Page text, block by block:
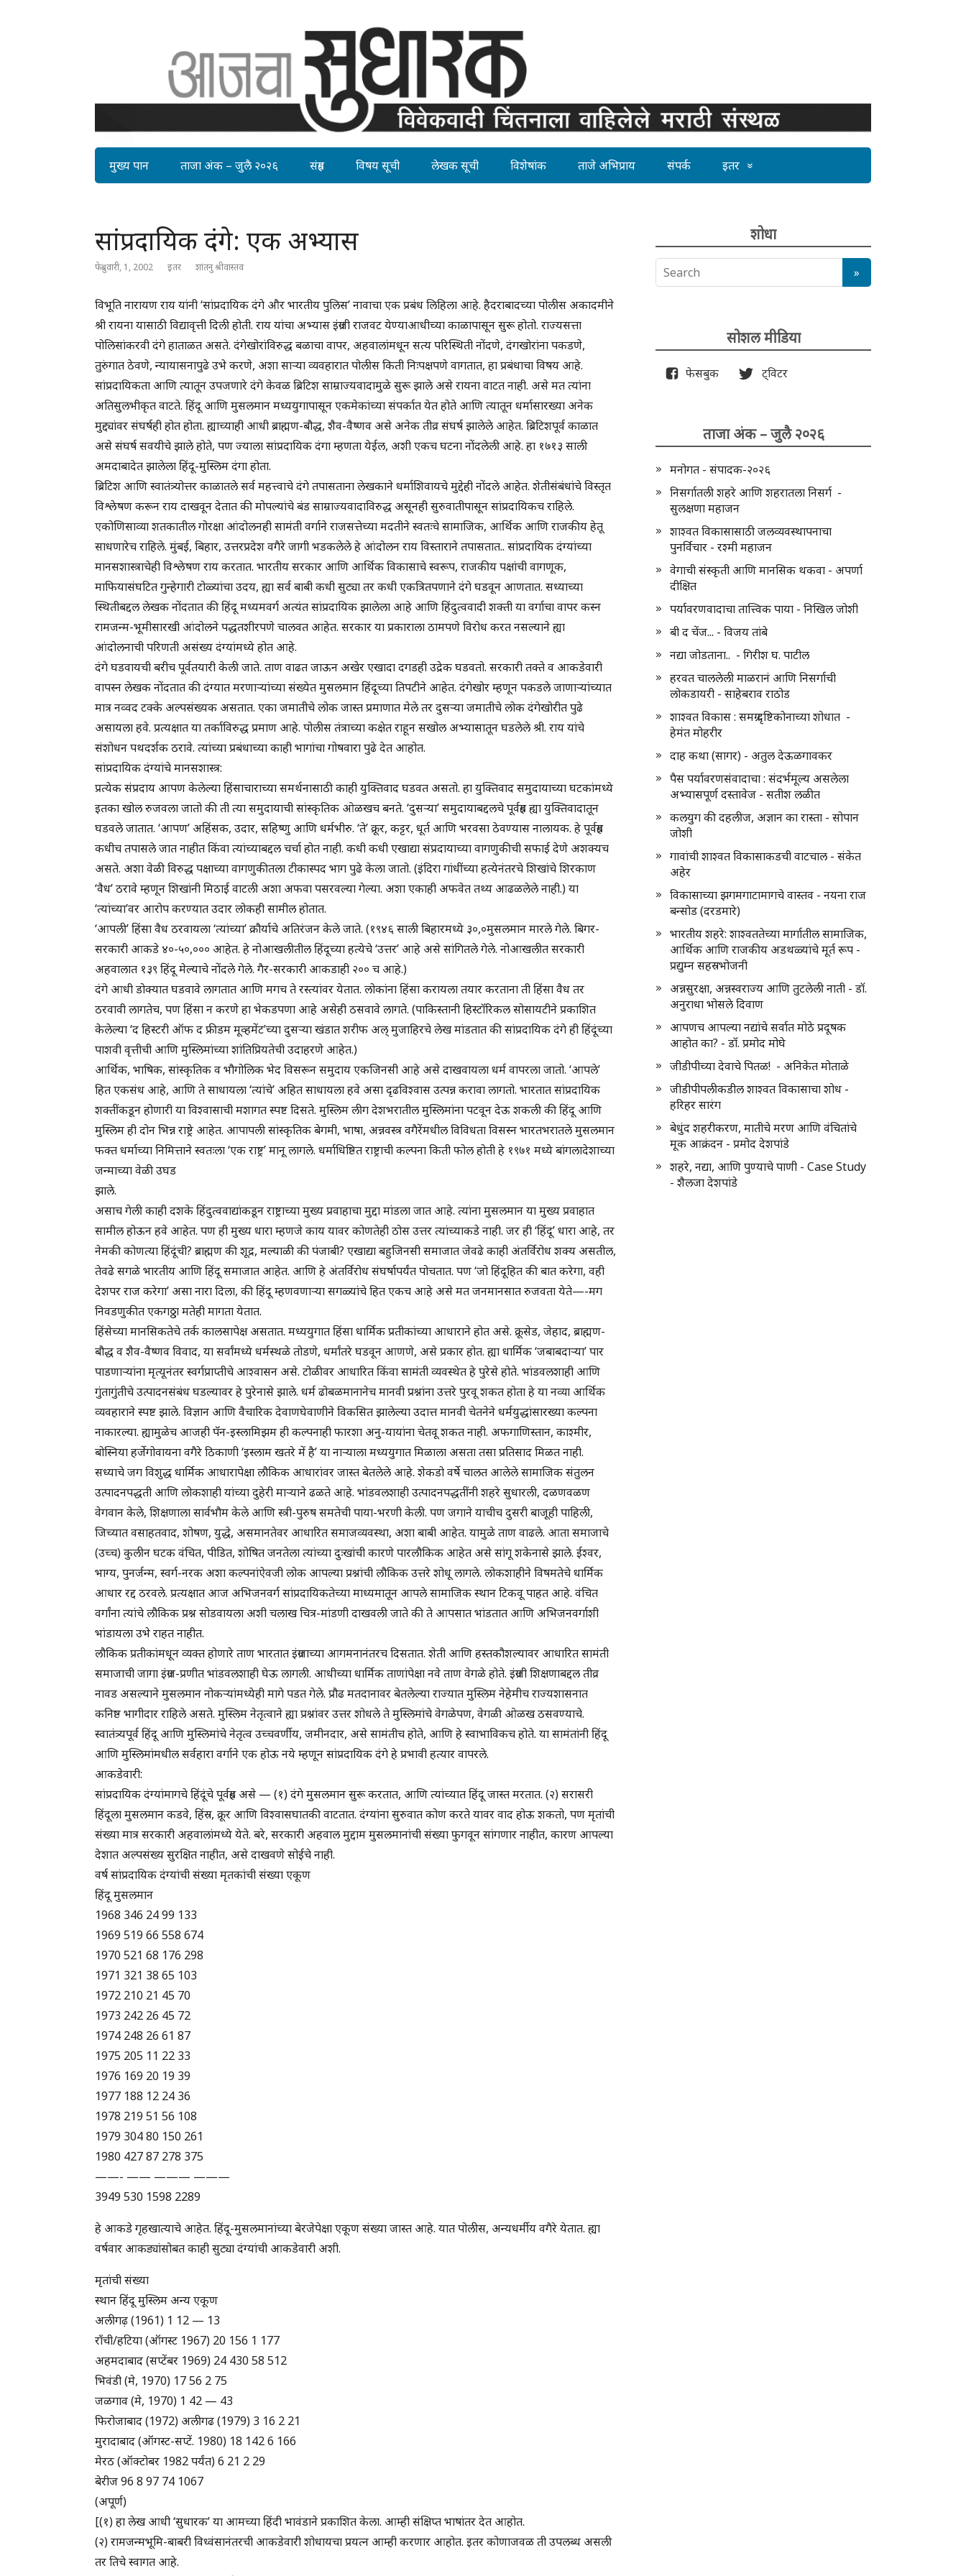
मुख्य पान ताजा अंक – जुलै २०२६ संग्रह विषय सूची लेखक सूची विशेषांक ताजे अभिप्राय संपर्क इतर
सांप्रदायिक दंगे: एक अभ्यास
फेब्रुवारी, 1, 2002 इतर शांतनु श्रीवास्तव
विभूति नारायण राय यांनी ‘सांप्रदायिक दंगे और भारतीय पुलिस’ नावाचा एक प्रबंध लिहिला आहे. हैदराबादच्या पोलीस अकादमीने
श्री रायना यासाठी विद्यावृत्ती दिली होती. राय यांचा अभ्यास इंग्रजी राजवट येण्याआधीच्या काळापासून सुरू होतो. राज्यसत्ता
पोलिसांकरवी दंगे हाताळत असते. दंगेखोरांविरुद्ध बळाचा वापर, अहवालांमधून सत्य परिस्थिती नोंदणे, दंगखोरांना पकडणे,
तुरुंगात ठेवणे, न्यायासनापुढे उभे करणे, अशा साऱ्या व्यवहारात पोलीस किती निःपक्षपणे वागतात, हा प्रबंधाचा विषय आहे.
सांप्रदायिकता आणि त्यातून उपजणारे दंगे केवळ ब्रिटिश साम्राज्यवादामुळे सुरू झाले असे रायना वाटत नाही. असे मत त्यांना
अतिसुलभीकृत वाटते. हिंदू आणि मुसलमान मध्ययुगापासून एकमेकांच्या संपर्कात येत होते आणि त्यातून धर्मासारख्या अनेक
मुद्द्यांवर संघर्षही होत होता. ह्याच्याही आधी ब्राह्मण-बौद्ध, शैव-वैष्णव असे अनेक तीव्र संघर्ष झालेले आहेत. ब्रिटिशपूर्व काळात
असे संघर्ष सवयीचे झाले होते, पण ज्याला सांप्रदायिक दंगा म्हणता येईल, अशी एकच घटना नोंदलेली आहे. हा १७१३ साली
अमदाबादेत झालेला हिंदू-मुस्लिम दंगा होता.
ब्रिटिश आणि स्वातंत्र्योत्तर काळातले सर्व महत्त्वाचे दंगे तपासताना लेखकाने धर्माशिवायचे मुद्देही नोंदले आहेत. शेतीसंबंधांचे विस्तृत
विश्लेषण करून राय दाखवून देतात की मोपल्यांचे बंड साम्राज्यवादाविरुद्ध असूनही सुरुवातीपासून सांप्रदायिकच राहिले.
एकोणिसाव्या शतकातील गोरक्षा आंदोलनही सामंती वर्गाने राजसत्तेच्या मदतीने स्वतःचे सामाजिक, आर्थिक आणि राजकीय हेतू
साधणारेच राहिले. मुंबई, बिहार, उत्तरप्रदेश वगैरे जागी भडकलेले हे आंदोलन राय विस्ताराने तपासतात.. सांप्रदायिक दंग्यांच्या
मानसशास्त्राचेही विश्लेषण राय करतात. भारतीय सरकार आणि आर्थिक विकासाचे स्वरूप, राजकीय पक्षांची वागणूक,
माफियासंघटित गुन्हेगारी टोळ्यांचा उदय, ह्या सर्व बाबी कधी सुट्या तर कधी एकत्रितपणाने दंगे घडवून आणतात. सध्याच्या
स्थितीबद्दल लेखक नोंदतात की हिंदू मध्यमवर्ग अत्यंत सांप्रदायिक झालेला आहे आणि हिंदुत्ववादी शक्ती या वर्गाचा वापर कस्न
रामजन्म-भूमीसारखी आंदोलने पद्धतशीरपणे चालवत आहेत. सरकार या प्रकाराला ठामपणे विरोध करत नसल्याने ह्या
आंदोलनाची परिणती असंख्य दंग्यांमध्ये होत आहे.
दंगे घडवायची बरीच पूर्वतयारी केली जाते. ताण वाढत जाऊन अखेर एखादा दगडही उद्रेक घडवतो. सरकारी तक्ते व आकडेवारी
वापस्न लेखक नोंदतात की दंग्यात मरणाऱ्यांच्या संख्येत मुसलमान हिंदूच्या तिपटीने आहेत. दंगेखोर म्हणून पकडले जाणाऱ्यांच्यात
मात्र नव्वद टक्के अल्पसंख्यक असतात. एका जमातीचे लोक जास्त प्रमाणात मेले तर दुसऱ्या जमातीचे लोक दंगेखोरीत पुढे
असायला हवे. प्रत्यक्षात या तर्काविरुद्ध प्रमाण आहे. पोलीस तंत्राच्या कक्षेत राहून सखोल अभ्यासातून घडलेले श्री. राय यांचे
संशोधन पथदर्शक ठरावे. त्यांच्या प्रबंधाच्या काही भागांचा गोषवारा पुढे देत आहोत.
सांप्रदायिक दंग्यांचे मानसशास्त्र:
प्रत्येक संप्रदाय आपण केलेल्या हिंसाचाराच्या समर्थनासाठी काही युक्तिवाद घडवत असतो. हा युक्तिवाद समुदायाच्या घटकांमध्ये
इतका खोल रुजवला जातो की ती त्या समुदायाची सांस्कृतिक ओळखच बनते. ‘दुसऱ्या’ समुदायाबद्दलचे पूर्वग्रह ह्या युक्तिवादातून
घडवले जातात. ‘आपण’ अहिंसक, उदार, सहिष्णु आणि धर्मभीरु. ‘ते’ क्रूर, कट्टर, धूर्त आणि भरवसा ठेवण्यास नालायक. हे पूर्वग्रह
कधीच तपासले जात नाहीत किंवा त्यांच्याबद्दल चर्चा होत नाही. कधी कधी एखाद्या संप्रदायाच्या वागणुकीची सफाई देणे अशक्यच
असते. अशा वेळी विरुद्ध पक्षाच्या वागणुकीतला टीकास्पद भाग पुढे केला जातो. (इंदिरा गांधींच्या हत्येनंतरचे शिखांचे शिरकाण
‘वैध’ ठरावे म्हणून शिखांनी मिठाई वाटली अशा अफवा पसरवल्या गेल्या. अशा एकाही अफवेत तथ्य आढळलेले नाही.) या
‘त्यांच्या’वर आरोप करण्यात उदार लोकही सामील होतात.
‘आपली’ हिंसा वैध ठरवायला ‘त्यांच्या’ क्रौर्याचे अतिरंजन केले जाते. (१९४६ साली बिहारमध्ये ३०,०मुसलमान मारले गेले. बिगर-
सरकारी आकडे ४०-५०,००० आहेत. हे नोआखलीतील हिंदूच्या हत्येचे ‘उत्तर’ आहे असे सांगितले गेले. नोआखलीत सरकारी
अहवालात १३९ हिंदू मेल्याचे नोंदले गेले. गैर-सरकारी आकडाही २०० च आहे.)
दंगे आधी डोक्यात घडवावे लागतात आणि मगच ते रस्त्यांवर येतात. लोकांना हिंसा करायला तयार करताना ती हिंसा वैध तर
ठरवावी लागतेच, पण हिंसा न करणे हा भेकडपणा आहे असेही ठसवावे लागते. (पाकिस्तानी हिस्टॉरिकल सोसायटीने प्रकाशित
केलेल्या ‘द हिस्टरी ऑफ द फ्रीडम मूव्हमेंट’च्या दुसऱ्या खंडात शरीफ अल् मुजाहिरचे लेख मांडतात की सांप्रदायिक दंगे ही हिंदूंच्या
पाशवी वृत्तीची आणि मुस्लिमांच्या शांतिप्रियतेची उदाहरणे आहेत.)
आर्थिक, भाषिक, सांस्कृतिक व भौगोलिक भेद विसरून समुदाय एकजिनसी आहे असे दाखवायला धर्म वापरला जातो. ‘आपले’
हित एकसंध आहे, आणि ते साधायला ‘त्यांचे’ अहित साधायला हवे असा दृढविश्वास उत्पन्न करावा लागतो. भारतात सांप्रदायिक
शक्तींकडून होणारी या विश्वासाची मशागत स्पष्ट दिसते. मुस्लिम लीग देशभरातील मुस्लिमांना पटवून देऊ शकली की हिंदू आणि
मुस्लिम ही दोन भिन्न राष्ट्रे आहेत. आपापली सांस्कृतिक बेगमी, भाषा, अन्नवस्त्र वगैरेंमधील विविधता विसस्न भारतभरातले मुसलमान
फक्त धर्माच्या निमित्ताने स्वतःला ‘एक राष्ट्र’ मानू लागले. धर्माधिष्ठित राष्ट्राची कल्पना किती फोल होती हे १९७१ मध्ये बांगलादेशाच्या
जन्माच्या वेळी उघड
झाले.
असाच गेली काही दशके हिंदुत्ववाद्यांकडून राष्ट्राच्या मुख्य प्रवाहाचा मुद्दा मांडला जात आहे. त्यांना मुसलमान या मुख्य प्रवाहात
सामील होऊन हवे आहेत. पण ही मुख्य धारा म्हणजे काय यावर कोणतेही ठोस उत्तर त्यांच्याकडे नाही. जर ही ‘हिंदू’ धारा आहे, तर
नेमकी कोणत्या हिंदूंची? ब्राह्मण की शूद्र, मल्याळी की पंजाबी? एखाद्या बहुजिनसी समाजात जेवढे काही अंतर्विरोध शक्य असतील,
तेवढे सगळे भारतीय आणि हिंदू समाजात आहेत. आणि हे अंतर्विरोध संघर्षापर्यंत पोचतात. पण ‘जो हिंदूहित की बात करेगा, वही
देशपर राज करेगा’ असा नारा दिला, की हिंदू म्हणवणाऱ्या सगळ्यांचे हित एकच आहे असे मत जनमानसात रुजवता येते—-मग
निवडणुकीत एकगठ्ठा मतेही मागता येतात.
हिंसेच्या मानसिकतेचे तर्क कालसापेक्ष असतात. मध्ययुगात हिंसा धार्मिक प्रतीकांच्या आधाराने होत असे. क्रूसेड, जेहाद, ब्राह्मण-
बौद्ध व शैव-वैष्णव विवाद, या सर्वांमध्ये धर्मस्थळे तोडणे, धर्मांतरे घडवून आणणे, असे प्रकार होत. ह्या धार्मिक ‘जबाबदाऱ्या’ पार
पाडणाऱ्यांना मृत्यूनंतर स्वर्गप्राप्तीचे आश्वासन असे. टोळीवर आधारित किंवा सामंती व्यवस्थेत हे पुरेसे होते. भांडवलशाही आणि
गुंतागुंतीचे उत्पादनसंबंध घडल्यावर हे पुरेनासे झाले. धर्म ढोबळमानानेच मानवी प्रश्नांना उत्तरे पुरवू शकत होता हे या नव्या आर्थिक
व्यवहाराने स्पष्ट झाले. विज्ञान आणि वैचारिक देवाणघेवाणीने विकसित झालेल्या उदात्त मानवी चेतनेने धर्मयुद्धांसारख्या कल्पना
नाकारल्या. ह्यामुळेच आजही पॅन-इस्लामिझम ही कल्पनाही फारशा अनु-यायांना चेतवू शकत नाही. अफगाणिस्तान, काश्मीर,
बोस्निया हर्जेगोवायना वगैरे ठिकाणी ‘इस्लाम खतरे में है’ या नाऱ्याला मध्ययुगात मिळाला असता तसा प्रतिसाद मिळत नाही.
सध्याचे जग विशुद्ध धार्मिक आधारापेक्षा लौकिक आधारांवर जास्त बेतलेले आहे. शेकडो वर्षे चालत आलेले सामाजिक संतुलन
उत्पादनपद्धती आणि लोकशाही यांच्या दुहेरी माऱ्याने ढळते आहे. भांडवलशाही उत्पादनपद्धतींनी शहरे सुधारली, दळणवळण
वेगवान केले, शिक्षणाला सार्वभौम केले आणि स्त्री-पुरुष समतेची पाया-भरणी केली. पण जगाने याचीच दुसरी बाजूही पाहिली,
जिच्यात वसाहतवाद, शोषण, युद्धे, असमानतेवर आधारित समाजव्यवस्था, अशा बाबी आहेत. यामुळे ताण वाढले. आता समाजाचे
(उच्च) कुलीन घटक वंचित, पीडित, शोषित जनतेला त्यांच्या दुःखांची कारणे पारलौकिक आहेत असे सांगू शकेनासे झाले. ईश्वर,
भाग्य, पुनर्जन्म, स्वर्ग-नरक अशा कल्पनांऐवजी लोक आपल्या प्रश्नांची लौकिक उत्तरे शोधू लागले. लोकशाहीने विषमतेचे धार्मिक
आधार रद्द ठरवले. प्रत्यक्षात आज अभिजनवर्ग सांप्रदायिकतेच्या माध्यमातून आपले सामाजिक स्थान टिकवू पाहत आहे. वंचित
वर्गांना त्यांचे लौकिक प्रश्न सोडवायला अशी चलाख चित्र-मांडणी दाखवली जाते की ते आपसात भांडतात आणि अभिजनवर्गाशी
भांडायला उभे राहत नाहीत.
लौकिक प्रतीकांमधून व्यक्त होणारे ताण भारतात इंग्रजाच्या आगमनानंतरच दिसतात. शेती आणि हस्तकौशल्यावर आधारित सामंती
समाजाची जागा इंग्रज-प्रणीत भांडवलशाही घेऊ लागली. आधीच्या धार्मिक ताणांपेक्षा नवे ताण वेगळे होते. इंग्रजी शिक्षणाबद्दल तीव्र
नावड असल्याने मुसलमान नोकऱ्यांमध्येही मागे पडत गेले. प्रौढ मतदानावर बेतलेल्या राज्यात मुस्लिम नेहेमीच राज्यशासनात
कनिष्ठ भागीदार राहिले असते. मुस्लिम नेतृत्वाने ह्या प्रश्नांवर उत्तर शोधले ते मुस्लिमांचे वेगळेपण, वेगळी ओळख ठसवण्याचे.
स्वातंत्र्यपूर्व हिंदू आणि मुस्लिमांचे नेतृत्व उच्चवर्णीय, जमीनदार, असे सामंतीच होते, आणि हे स्वाभाविकच होते. या सामंतांनी हिंदू
आणि मुस्लिमांमधील सर्वहारा वर्गाने एक होऊ नये म्हणून सांप्रदायिक दंगे हे प्रभावी हत्यार वापरले.
आकडेवारी:
सांप्रदायिक दंग्यांमागचे हिंदूंचे पूर्वग्रह असे — (१) दंगे मुसलमान सुरू करतात, आणि त्यांच्यात हिंदू जास्त मरतात. (२) सरासरी
हिंदूला मुसलमान कडवे, हिंस्र, क्रूर आणि विश्वासघातकी वाटतात. दंग्यांना सुरुवात कोण करते यावर वाद होऊ शकतो, पण मृतांची
संख्या मात्र सरकारी अहवालांमध्ये येते. बरे, सरकारी अहवाल मुद्दाम मुसलमानांची संख्या फुगवून सांगणार नाहीत, कारण आपल्या
देशात अल्पसंख्य सुरक्षित नाहीत, असे दाखवणे सोईचे नाही.
वर्ष सांप्रदायिक दंग्यांची संख्या मृतकांची संख्या एकूण
हिंदू मुसलमान
1968 346 24 99 133
1969 519 66 558 674
1970 521 68 176 298
1971 321 38 65 103
1972 210 21 45 70
1973 242 26 45 72
1974 248 26 61 87
1975 205 11 22 33
1976 169 20 19 39
1977 188 12 24 36
1978 219 51 56 108
1979 304 80 150 261
1980 427 87 278 375
——- —— ——— ———
3949 530 1598 2289
हे आकडे गृहखात्याचे आहेत. हिंदू-मुसलमानांच्या बेरजेपेक्षा एकूण संख्या जास्त आहे. यात पोलीस, अन्यधर्मीय वगैरे येतात. ह्या
वर्षवार आकड्यांसोबत काही सुट्या दंग्यांची आकडेवारी अशी.
मृतांची संख्या
स्थान हिंदू मुस्लिम अन्य एकूण
अलीगढ़ (1961) 1 12 — 13
राँची/हटिया (ऑगस्ट 1967) 20 156 1 177
अहमदाबाद (सप्टेंबर 1969) 24 430 58 512
भिवंडी (मे, 1970) 17 56 2 75
जळगाव (मे, 1970) 1 42 — 43
फिरोजाबाद (1972) अलीगढ (1979) 3 16 2 21
मुरादाबाद (ऑगस्ट-सप्टें. 1980) 18 142 6 166
मेरठ (ऑक्टोबर 1982 पर्यंत) 6 21 2 29
बेरीज 96 8 97 74 1067
(अपूर्ण)
[(१) हा लेख आधी ‘सुधारक’ या आमच्या हिंदी भावंडाने प्रकाशित केला. आम्ही संक्षिप्त भाषांतर देत आहोत.
(२) रामजन्मभूमि-बाबरी विध्वंसानंतरची आकडेवारी शोधायचा प्रयत्न आम्ही करणार आहोत. इतर कोणाजवळ ती उपलब्ध असली
तर तिचे स्वागत आहे.
शोधा
सोशल मीडिया
फेसबुक ट्विटर
ताजा अंक – जुलै २०२६
मनोगत - संपादक-२०२६
निसर्गातली शहरे आणि शहरातला निसर्ग -
सुलक्षणा महाजन
शाश्वत विकासासाठी जलव्यवस्थापनाचा
पुनर्विचार - रश्मी महाजन
वेगाची संस्कृती आणि मानसिक थकवा - अपर्णा
दीक्षित
पर्यावरणवादाचा तात्त्विक पाया - निखिल जोशी
बी द चेंज... - विजय तांबे
नद्या जोडताना.. - गिरीश घ. पाटील
हरवत चाललेली माळरानं आणि निसर्गाची
लोकडायरी - साहेबराव राठोड
शाश्वत विकास : समग्र दृष्टिकोनाच्या शोधात -
हेमंत मोहरीर
दाह कथा (सागर) - अतुल देऊळगावकर
पैस पर्यावरणसंवादाचा : संदर्भमूल्य असलेला
अभ्यासपूर्ण दस्तावेज - सतीश लळीत
कलयुग की दहलीज, अज्ञान का रास्ता - सोपान
जोशी
गावांची शाश्वत विकासाकडची वाटचाल - संकेत
अहेर
विकासाच्या झगमगाटामागचे वास्तव - नयना राज
बन्सोड (दरडमारे)
भारतीय शहरे: शाश्वततेच्या मार्गातील सामाजिक,
आर्थिक आणि राजकीय अडथळ्यांचे मूर्त रूप -
प्रद्युम्न सहस्रभोजनी
अन्नसुरक्षा, अन्नस्वराज्य आणि तुटलेली नाती - डॉ.
अनुराधा भोसले दिवाण
आपणच आपल्या नद्यांचे सर्वात मोठे प्रदूषक
आहोत का? - डॉ. प्रमोद मोघे
जीडीपीच्या देवाचे पितळ! - अनिकेत मोताळे
जीडीपीपलीकडील शाश्वत विकासाचा शोध -
हरिहर सारंग
बेधुंद शहरीकरण, मातीचे मरण आणि वंचितांचे
मूक आक्रंदन - प्रमोद देशपांडे
शहरे, नद्या, आणि पुण्याचे पाणी - Case Study
- शैलजा देशपांडे